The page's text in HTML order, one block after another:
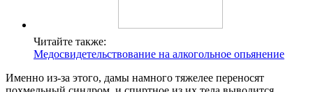
Читайте также:
Медосвидетельствование на алкогольное опьянение
Именно из-за этого, дамы намного тяжелее переносят